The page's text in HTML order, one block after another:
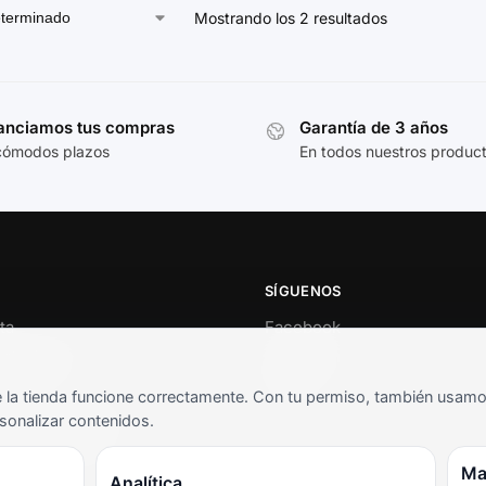
Mostrando los 2 resultados
tus compras
plazos
Garantía de 3 años
En todos nuestros
cliente
y condiciones
frecuentes
SÍGUENOS
Facebook
tienda funcione correctamente. Con tu permiso, también
contenidos.